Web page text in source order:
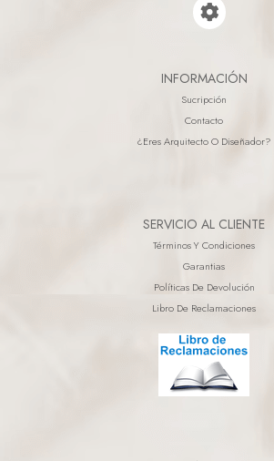
INFORMACIÓN
Sucripción
Contacto
¿eres Arquitecto O Diseñador?
SERVICIO AL CLIENTE
Términos Y Condiciones
Garantias
Políticas De Devolución
Libro De Reclamaciones